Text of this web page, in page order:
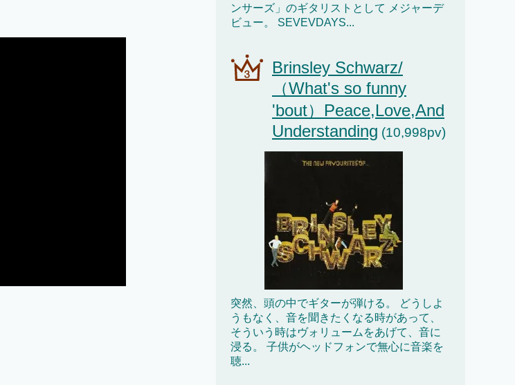
ンサーズ」のギタリストとして メジャーデ
ビュー。 SEVEVDAYS...
Brinsley Schwarz/
（What's so funny
'bout）Peace,Love,And
Understanding (10,998pv)
突然、頭の中でギターが弾ける。 どうしよ
うもなく、音を聞きたくなる時があって、
そういう時はヴォリュームをあげて、音に
浸る。 子供がヘッドフォンで無心に音楽を
聴...